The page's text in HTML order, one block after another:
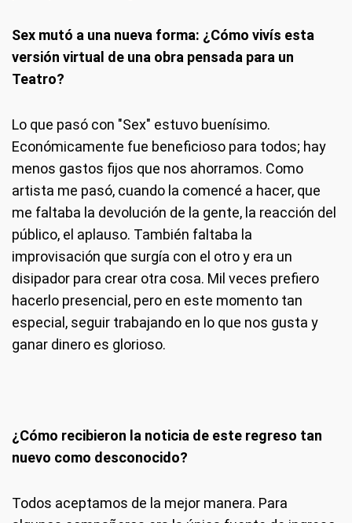
Sex mutó a una nueva forma: ¿Cómo vivís esta
versión virtual de una obra pensada para un
Teatro?
Lo que pasó con "Sex" estuvo buenísimo.
Económicamente fue beneficioso para todos; hay
menos gastos fijos que nos ahorramos. Como
artista me pasó, cuando la comencé a hacer, que
me faltaba la devolución de la gente, la reacción del
público, el aplauso. También faltaba la
improvisación que surgía con el otro y era un
disipador para crear otra cosa. Mil veces prefiero
hacerlo presencial, pero en este momento tan
especial, seguir trabajando en lo que nos gusta y
ganar dinero es glorioso.
¿Cómo recibieron la noticia de este regreso tan
nuevo como desconocido?
Todos aceptamos de la mejor manera. Para